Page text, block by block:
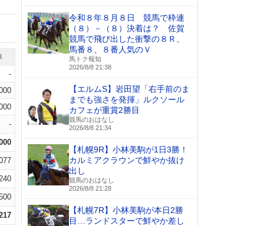
-
-
令和８年８月８日 競馬で枠連
（８）－（８）決着は？ 佐賀
競馬で飛び出した衝撃の８Ｒ、
馬番８、８番人気のＶ
馬トク報知
2026/8/8 21:38
【エルムS】岩田望「右手前のま
までも強さを発揮」ルクソール
カフェが重賞2勝目
競馬のおはなし
2026/8/8 21:34
【札幌9R】小林美駒が1日3勝！
カルミアクラウンで鮮やか抜け
出し
競馬のおはなし
2026/8/8 21:28
【札幌7R】小林美駒が本日2勝
目…ランドスターで鮮やか差し